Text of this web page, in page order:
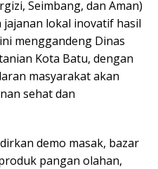
Seimbang, dan Aman)
lokal inovatif hasil
menggandeng Dinas
Kota Batu, dengan
masyarakat akan
sehat dan
demo masak, bazar
pangan olahan,